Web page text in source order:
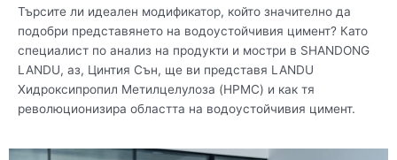
Търсите ли идеален модификатор, който значително да
подобри представянето на водоустойчивия цимент? Като
специалист по анализ на продукти и мостри в SHANDONG
LANDU, аз, Цинтия Сън, ще ви представя LANDU
Хидроксипропил Метилцелулоза (HPMC) и как тя
революционизира областта на водоустойчивия цимент.